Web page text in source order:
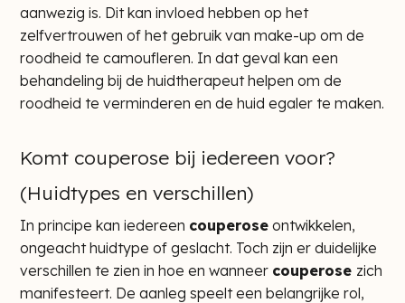
aanwezig is. Dit kan invloed hebben op het
zelfvertrouwen of het gebruik van make-up om de
roodheid te camoufleren. In dat geval kan een
behandeling bij de huidtherapeut helpen om de
roodheid te verminderen en de huid egaler te maken.
Komt couperose bij iedereen voor?
(Huidtypes en verschillen)
In principe kan iedereen couperose ontwikkelen,
ongeacht huidtype of geslacht. Toch zijn er duidelijke
verschillen te zien in hoe en wanneer couperose zich
manifesteert. De aanleg speelt een belangrijke rol,